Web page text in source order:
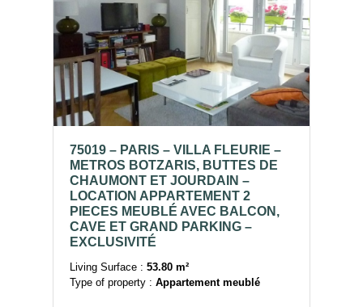
75019 – PARIS – VILLA FLEURIE –
METROS BOTZARIS, BUTTES DE
CHAUMONT ET JOURDAIN –
LOCATION APPARTEMENT 2
PIECES MEUBLÉ AVEC BALCON,
CAVE ET GRAND PARKING –
EXCLUSIVITÉ
Living Surface : 53.80 m²
Type of property : Appartement meublé